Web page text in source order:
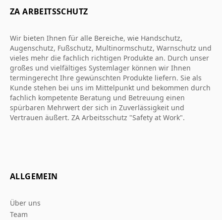
ZA ARBEITSSCHUTZ
Wir bieten Ihnen für alle Bereiche, wie Handschutz,
Augenschutz, Fußschutz, Multinormschutz, Warnschutz und
vieles mehr die fachlich richtigen Produkte an. Durch unser
großes und vielfältiges Systemlager können wir Ihnen
termingerecht Ihre gewünschten Produkte liefern. Sie als
Kunde stehen bei uns im Mittelpunkt und bekommen durch
fachlich kompetente Beratung und Betreuung einen
spürbaren Mehrwert der sich in Zuverlässigkeit und
Vertrauen äußert. ZA Arbeitsschutz "Safety at Work".
ALLGEMEIN
Über uns
Team